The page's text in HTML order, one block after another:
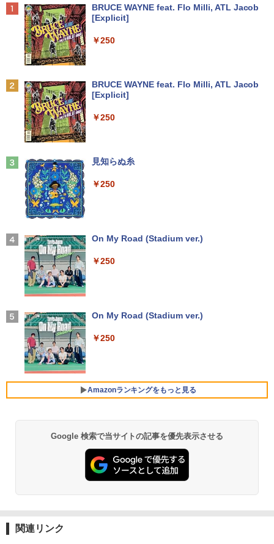
￥4,290
シバつき物件 8 【電子書籍】[ 大森えす ]
￥770
Anker Soundcore P40i オフホワイト
Anker Soundcore P31i ブラック
Anker Soundcore Liberty 5 ミッドナイトブ
【2026年アップグレード版】AOKIMI ワイヤ
軽量 ブルートゥースHi-Fi 最大36時間再生 ぶ
￥1,964
￥3,480
BRUCE WAYNE feat. Flo Milli, ATL Jacob
[Explicit]
￥250
BRUCE WAYNE feat. Flo Milli, ATL Jacob
[Explicit]
￥250
見知らぬ糸
￥250
On My Road (Stadium ver.)
￥250
On My Road (Stadium ver.)
￥250
Amazonランキングをもっと見る
by Amazon 天然水 ラベルレス 500ml ×24本
富士山の天然水 バナジウム含有 水 ミネラル
ウォーター ペットボトル 静岡県産 500ミリリ
ットル (Smart Basic)
￥1,380
薬屋のひとりごと 17巻 (デジタル版ビッグガ
ンガンコミックス)
￥770
Google 検索で当サイトの記事を優先表示させる
関連リンク